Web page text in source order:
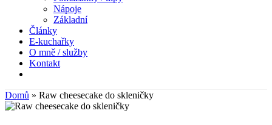
Nápoje
Základní
Články
E-kuchařky
O mně / služby
Kontakt
Domů » Raw cheesecake do skleničky